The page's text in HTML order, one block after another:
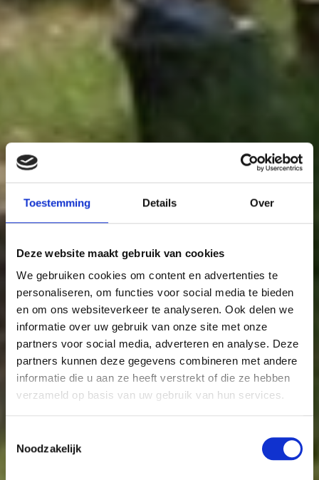
Toestemming Details Over
Deze website maakt gebruik van cookies
We gebruiken cookies om content en advertenties te
personaliseren, om functies voor social media te bieden
en om ons websiteverkeer te analyseren. Ook delen we
informatie over uw gebruik van onze site met onze
partners voor social media, adverteren en analyse. Deze
partners kunnen deze gegevens combineren met andere
informatie die u aan ze heeft verstrekt of die ze hebben
verzameld op basis van uw gebruik van hun services.
Noodzakelijk